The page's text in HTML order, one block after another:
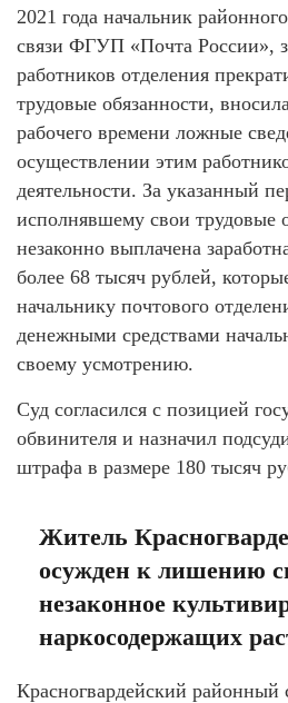
2021 года начальник
связи ФГУП «Почта России»,
работников отделения
трудовые обязанности,
рабочего времени ложные
осуществлении этим
деятельности. За указанный
исполнявшему свои трудовые
незаконно выплачена
более 68 тысяч рублей,
начальнику почтового
денежными средствами
своему усмотрению.
Суд согласился с позицией
обвинителя и назначил
штрафа в размере 180 тысяч
Житель
осужден к лишению
незаконное
наркосодержащих
Красногвардейский районный